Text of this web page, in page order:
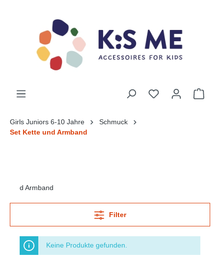
Girls Juniors 6-10 Jahre
Schmuck
Set Kette und Armband
d Armband
Filter
Keine Produkte gefunden.